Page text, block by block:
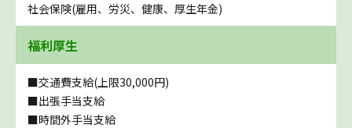
社会保険(雇用、労災、健康、厚生年金)
福利厚生
■交通費支給(上限30,000円)
■出張手当支給
■時間外手当支給